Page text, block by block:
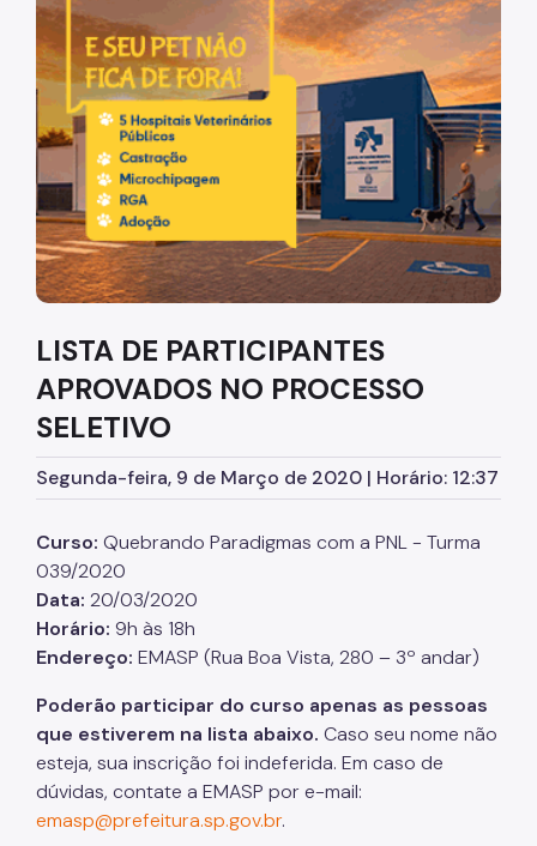
Diretrizes Institucionais
Organização
Legislação
Orientações
Infraestrutura
Agendamento de Salas
Dúvidas Frequentes
Formações da EMASP
Formações Oferecidas
Inscrições Abertas
Como se Inscrever
Listas de Seleção
Educadores
Dicas e Orientações
Solicitação de Turmas
Laboratório de Inovação - Lab11
Notícias
LISTA DE PARTICIPANTES
APROVADOS NO PROCESSO
SELETIVO
Segunda-feira, 9 de Março de 2020 | Horário: 12:37
Curso: Quebrando Paradigmas com a PNL - Turma
039/2020
Data: 20/03/2020
Horário: 9h às 18h
Endereço: EMASP (Rua Boa Vista, 280 – 3º andar)
Poderão participar do curso apenas as pessoas
que estiverem na lista abaixo. Caso seu nome não
esteja, sua inscrição foi indeferida. Em caso de
dúvidas, contate a EMASP por e-mail:
emasp@prefeitura.sp.gov.br.